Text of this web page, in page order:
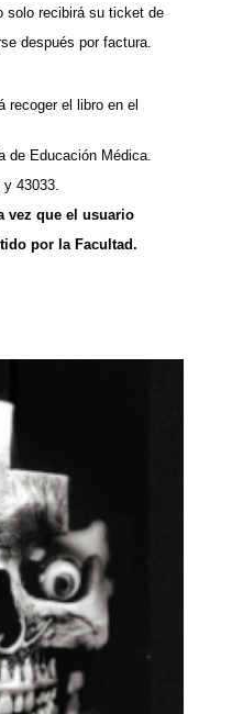
solo recibirá su ticket de
después por factura.
recoger el libro en el
de Educación Médica.
y 43033.
vez que el usuario
por la Facultad.